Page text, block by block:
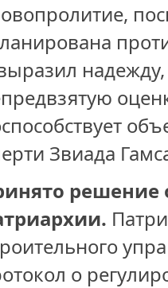
надежду,
Звиада
решение
о